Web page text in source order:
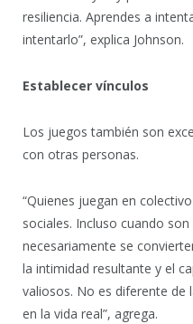
resiliencia. Aprendes a
intentarlo”, explica Johnson.
Establecer vínculos
Los juegos también son
con otras personas.
“Quienes juegan en
sociales. Incluso cuando
necesariamente se
la intimidad resultante y el
valiosos. No es diferente de
en la vida real”, agrega.